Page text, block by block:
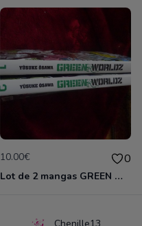
10.00€ 0
Lot de 2 mangas GREEN WORLDZ
Chenille13